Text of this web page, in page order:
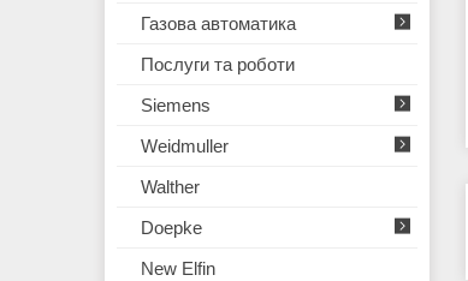
Газова автоматика
Послуги та роботи
Siemens
Weidmuller
Walther
Doepke
New Elfin